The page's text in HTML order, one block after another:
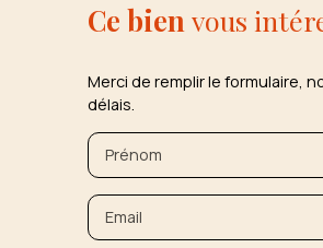
Ce bien vous
Merci de remplir le formulaire,
délais.
Prénom
Email